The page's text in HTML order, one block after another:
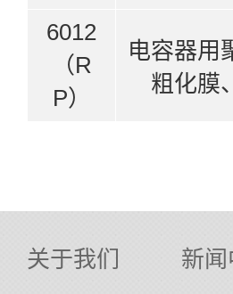
6012
（R
P）
电容器用
粗化膜
关于我们 新